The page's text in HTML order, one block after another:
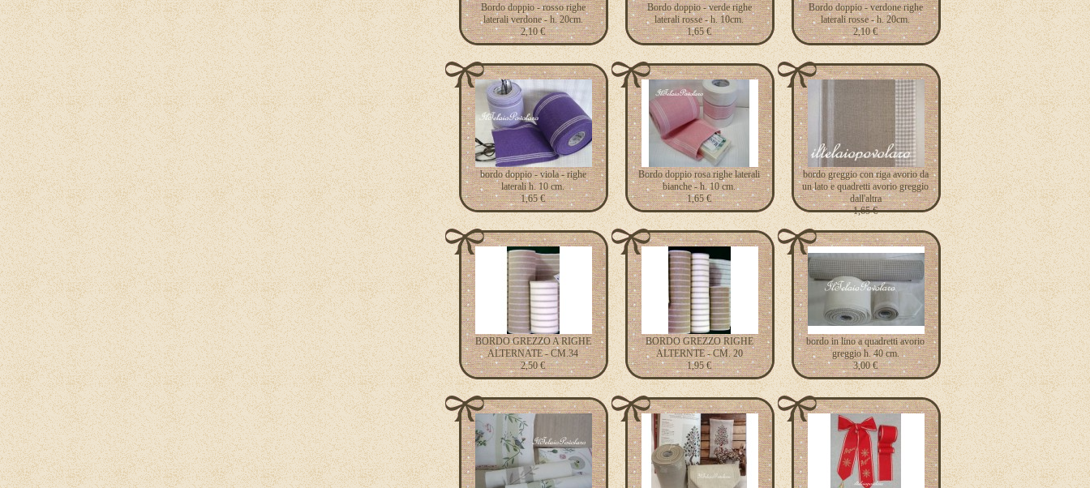
Bordo doppio - rosso righe
laterali verdone - h. 20cm.
2,10 €
Bordo doppio - verde righe
laterali rosse - h. 10cm.
1,65 €
Bordo doppio - verdone righe
laterali rosse - h. 20cm.
2,10 €
bordo doppio - viola - righe
laterali h. 10 cm.
1,65 €
Bordo doppio rosa righe laterali
bianche - h. 10 cm.
1,65 €
bordo greggio con riga avorio da
un lato e quadretti avorio greggio
dall'altra
1,65 €
BORDO GREZZO A RIGHE
ALTERNATE - CM.34
2,50 €
BORDO GREZZO RIGHE
ALTERNTE - CM. 20
1,95 €
bordo in lino a quadretti avorio
greggio h. 40 cm.
3,00 €